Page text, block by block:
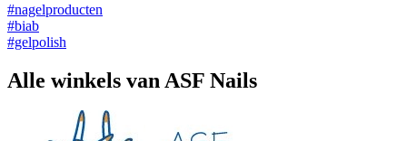
#nagelproducten
#biab
#gelpolish
Alle winkels van ASF Nails